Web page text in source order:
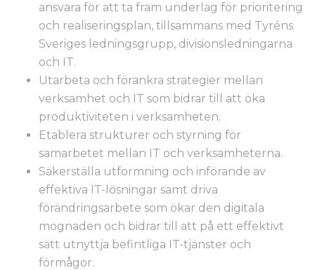
ansvara för att ta fram underlag för prioritering
och realiseringsplan, tillsammans med Tyréns
Sveriges ledningsgrupp, divisionsledningarna
och IT.
Utarbeta och förankra strategier mellan
verksamhet och IT som bidrar till att öka
produktiviteten i verksamheten.
Etablera strukturer och styrning för
samarbetet mellan IT och verksamheterna.
Säkerställa utformning och införande av
effektiva IT-lösningar samt driva
förändringsarbete som ökar den digitala
mognaden och bidrar till att på ett effektivt
sätt utnyttja befintliga IT-tjänster och
förmågor.